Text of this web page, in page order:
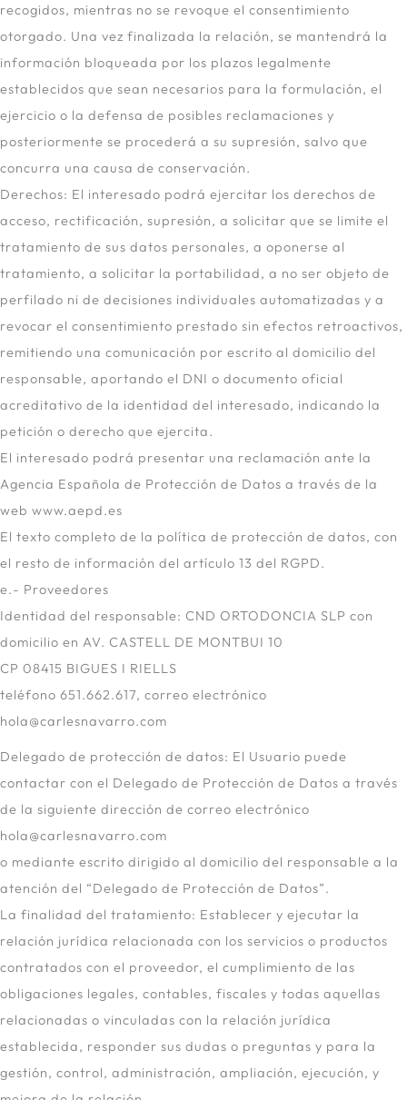
recogidos, mientras no se revoque el consentimiento
otorgado. Una vez finalizada la relación, se mantendrá la
información bloqueada por los plazos legalmente
establecidos que sean necesarios para la formulación, el
ejercicio o la defensa de posibles reclamaciones y
posteriormente se procederá a su supresión, salvo que
concurra una causa de conservación.
Derechos: El interesado podrá ejercitar los derechos de
acceso, rectificación, supresión, a solicitar que se limite el
tratamiento de sus datos personales, a oponerse al
tratamiento, a solicitar la portabilidad, a no ser objeto de
perfilado ni de decisiones individuales automatizadas y a
revocar el consentimiento prestado sin efectos retroactivos,
remitiendo una comunicación por escrito al domicilio del
responsable, aportando el DNI o documento oficial
acreditativo de la identidad del interesado, indicando la
petición o derecho que ejercita.
El interesado podrá presentar una reclamación ante la
Agencia Española de Protección de Datos a través de la
web www.aepd.es
El texto completo de la política de protección de datos, con
el resto de información del artículo 13 del RGPD.
e.- Proveedores
Identidad del responsable: CND ORTODONCIA SLP con
domicilio en AV. CASTELL DE MONTBUI 10
CP 08415 BIGUES I RIELLS
teléfono 651.662.617, correo electrónico
hola@carlesnavarro.com
Delegado de protección de datos: El Usuario puede
contactar con el Delegado de Protección de Datos a través
de la siguiente dirección de correo electrónico
hola@carlesnavarro.com
o mediante escrito dirigido al domicilio del responsable a la
atención del “Delegado de Protección de Datos”.
La finalidad del tratamiento: Establecer y ejecutar la
relación jurídica relacionada con los servicios o productos
contratados con el proveedor, el cumplimiento de las
obligaciones legales, contables, fiscales y todas aquellas
relacionadas o vinculadas con la relación jurídica
establecida, responder sus dudas o preguntas y para la
gestión, control, administración, ampliación, ejecución, y